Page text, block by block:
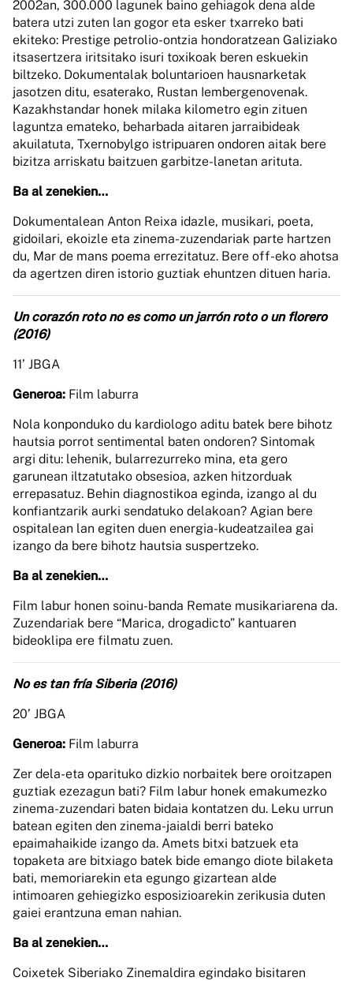
2002an, 300.000 lagunek baino gehiagok dena alde
batera utzi zuten lan gogor eta esker txarreko bati
ekiteko: Prestige petrolio-ontzia hondoratzean Galiziako
itsasertzera iritsitako isuri toxikoak beren eskuekin
biltzeko. Dokumentalak boluntarioen hausnarketak
jasotzen ditu, esaterako, Rustan Iembergenovenak.
Kazakhstandar honek milaka kilometro egin zituen
laguntza emateko, beharbada aitaren jarraibideak
akuilatuta, Txernobylgo istripuaren ondoren aitak bere
bizitza arriskatu baitzuen garbitze-lanetan arituta.
Ba al zenekien…
Dokumentalean Anton Reixa idazle, musikari, poeta,
gidoilari, ekoizle eta zinema-zuzendariak parte hartzen
du, Mar de mans poema errezitatuz. Bere off-eko ahotsa
da agertzen diren istorio guztiak ehuntzen dituen haria.
Un corazón roto no es como un jarrón roto o un florero
(2016)
11’ JBGA
Generoa: Film laburra
Nola konponduko du kardiologo aditu batek bere bihotz
hautsia porrot sentimental baten ondoren? Sintomak
argi ditu: lehenik, bularrezurreko mina, eta gero
garunean iltzatutako obsesioa, azken hitzorduak
errepasatuz. Behin diagnostikoa eginda, izango al du
konfiantzarik aurki sendatuko delakoan? Agian bere
ospitalean lan egiten duen energia-kudeatzailea gai
izango da bere bihotz hautsia suspertzeko.
Ba al zenekien…
Film labur honen soinu-banda Remate musikariarena da.
Zuzendariak bere “Marica, drogadicto” kantuaren
bideoklipa ere filmatu zuen.
No es tan fría Siberia (2016)
20’ JBGA
Generoa: Film laburra
Zer dela-eta oparituko dizkio norbaitek bere oroitzapen
guztiak ezezagun bati? Film labur honek emakumezko
zinema-zuzendari baten bidaia kontatzen du. Leku urrun
batean egiten den zinema-jaialdi berri bateko
epaimahaikide izango da. Amets bitxi batzuek eta
topaketa are bitxiago batek bide emango diote bilaketa
bati, memoriarekin eta egungo gizartean alde
intimoaren gehiegizko esposizioarekin zerikusia duten
gaiei erantzuna eman nahian.
Ba al zenekien…
Coixetek Siberiako Zinemaldira egindako bisitaren